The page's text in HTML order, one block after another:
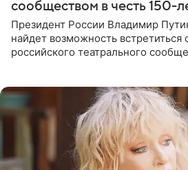
сообществом в честь 150-
Президент России Владимир
найдет возможность встретиться
российского театрального